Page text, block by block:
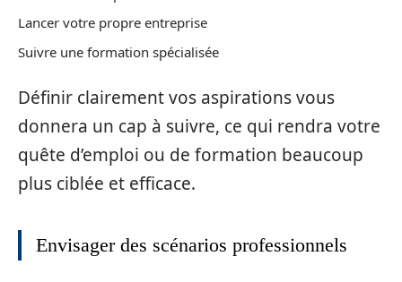
Lancer votre propre entreprise
Suivre une formation spécialisée
Définir clairement vos aspirations vous
donnera un cap à suivre, ce qui rendra votre
quête d’emploi ou de formation beaucoup
plus ciblée et efficace.
Envisager des scénarios professionnels